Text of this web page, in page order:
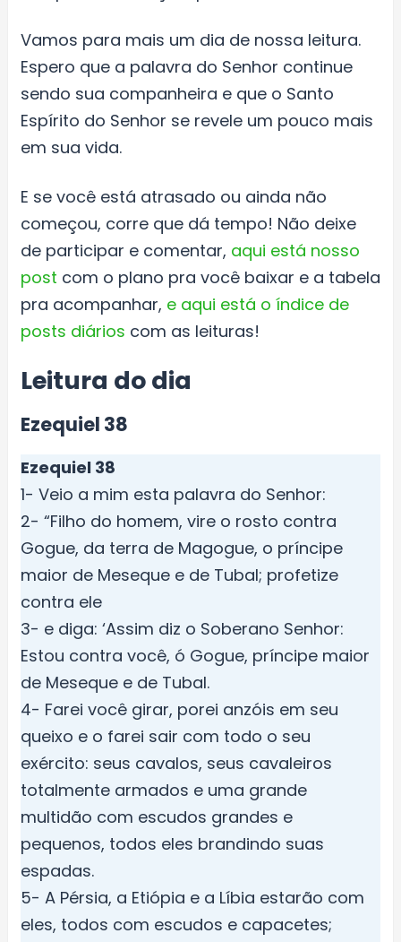
Vamos para mais um dia de nossa leitura.
Espero que a palavra do Senhor continue
sendo sua companheira e que o Santo
Espírito do Senhor se revele um pouco mais
em sua vida.
E se você está atrasado ou ainda não
começou, corre que dá tempo! Não deixe
de participar e comentar, aqui está nosso
post com o plano pra você baixar e a tabela
pra acompanhar, e aqui está o índice de
posts diários com as leituras!
Leitura do dia
Ezequiel 38
Ezequiel 38
1- Veio a mim esta palavra do Senhor:
2- “Filho do homem, vire o rosto contra
Gogue, da terra de Magogue, o príncipe
maior de Meseque e de Tubal; profetize
contra ele
3- e diga: ‘Assim diz o Soberano Senhor:
Estou contra você, ó Gogue, príncipe maior
de Meseque e de Tubal.
4- Farei você girar, porei anzóis em seu
queixo e o farei sair com todo o seu
exército: seus cavalos, seus cavaleiros
totalmente armados e uma grande
multidão com escudos grandes e
pequenos, todos eles brandindo suas
espadas.
5- A Pérsia, a Etiópia e a Líbia estarão com
eles, todos com escudos e capacetes;